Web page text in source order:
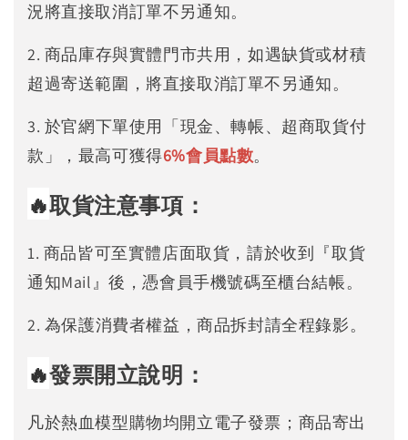
況將直接取消訂單不另通知。
2. 商品庫存與實體門市共用，如遇缺貨或材積
超過寄送範圍，將直接取消訂單不另通知。
3. 於官網下單使用「現金、轉帳、超商取貨付
款」，最高可獲得6%會員點數。
🔥取貨注意事項：
1. 商品皆可至實體店面取貨，請於收到『取貨
通知Mail』後，憑會員手機號碼至櫃台結帳。
2. 為保護消費者權益，商品拆封請全程錄影。
🔥發票開立說明：
凡於熱血模型購物均開立電子發票；商品寄出